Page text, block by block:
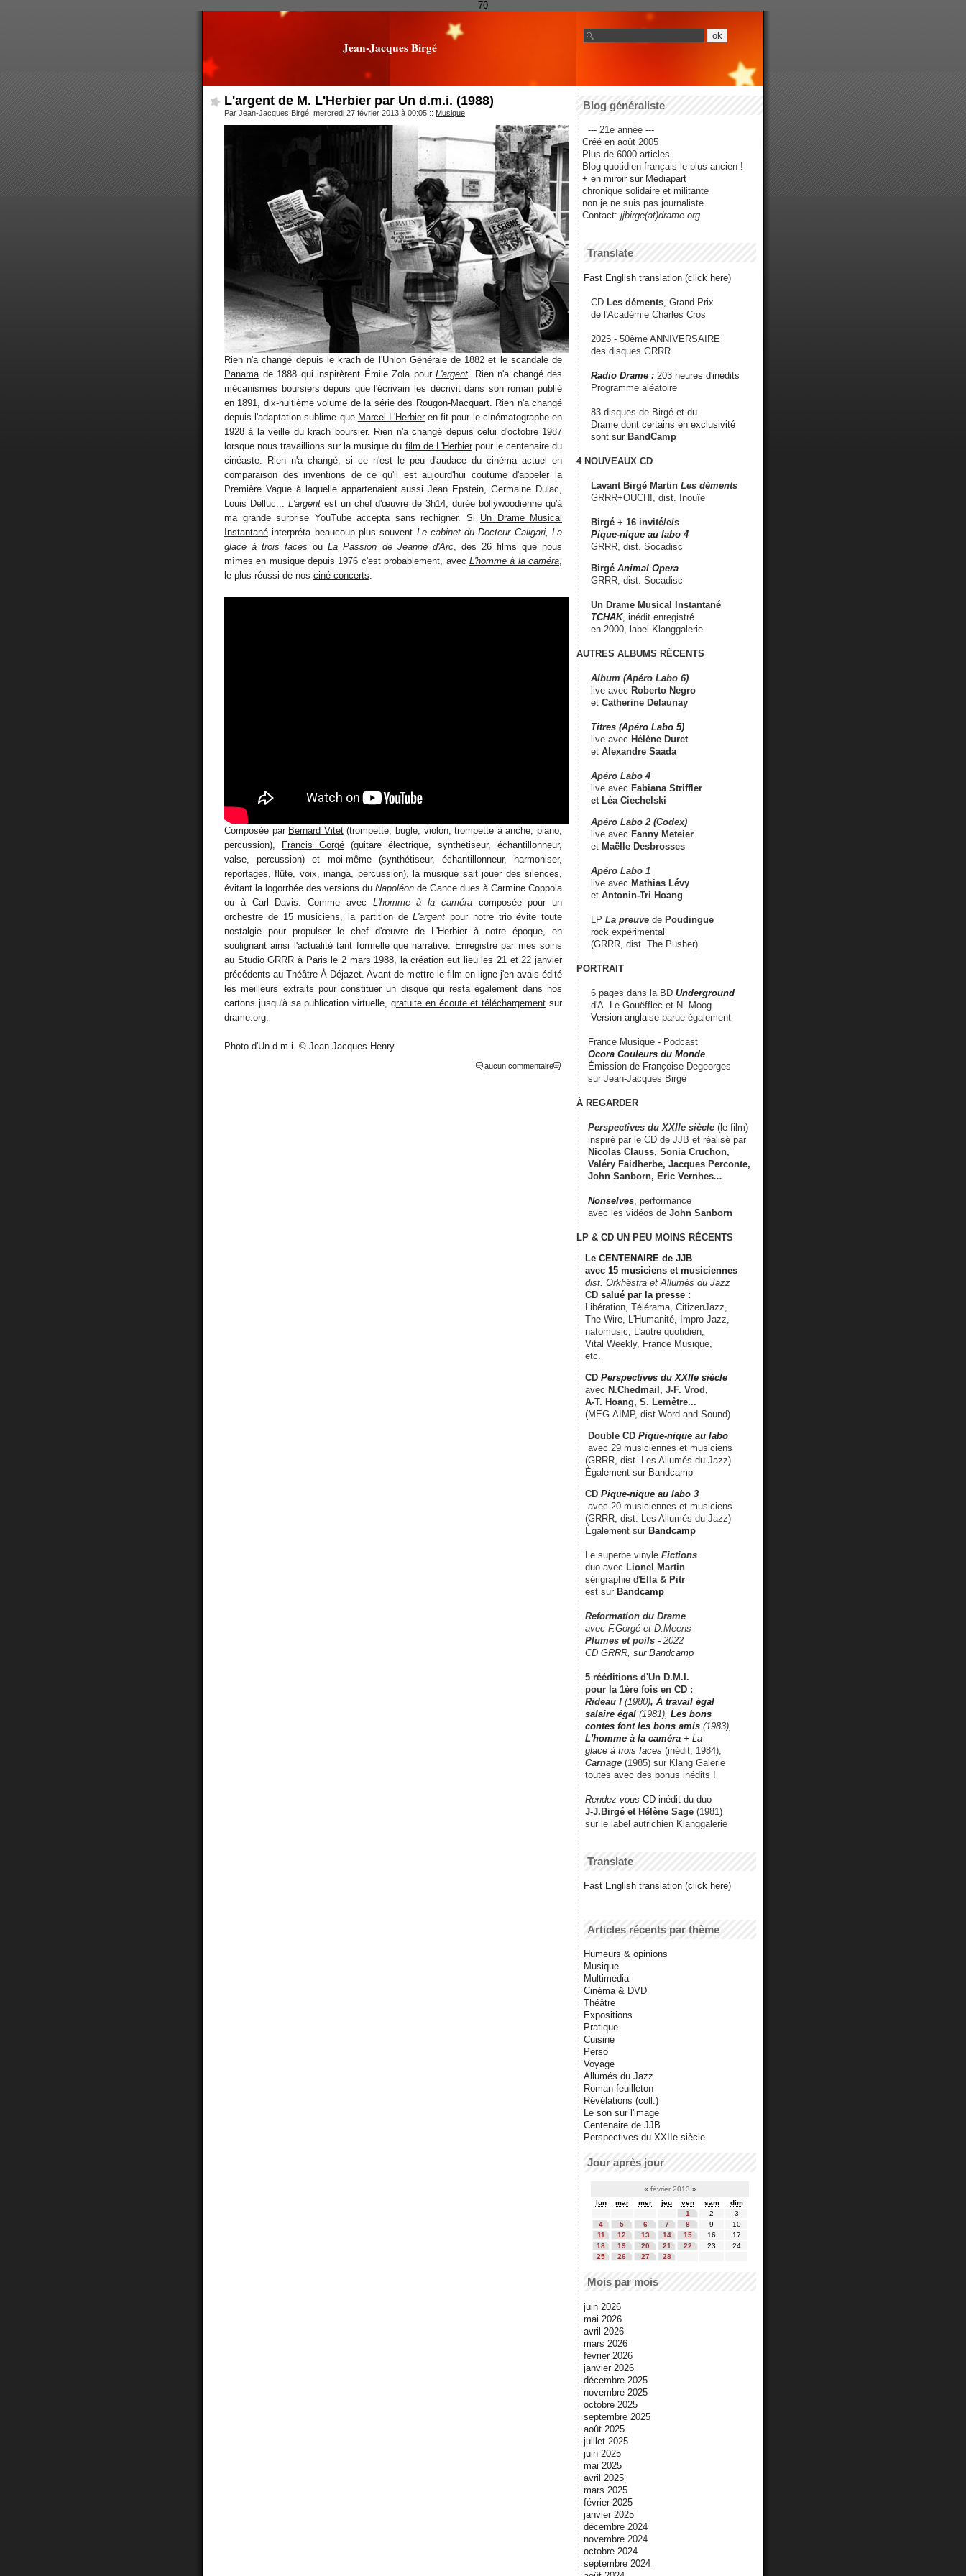
70
Jean-Jacques Birgé
L'argent de M. L'Herbier par Un d.m.i. (1988)
Par Jean-Jacques Birgé, mercredi 27 février 2013 à 00:05 :: Musique
Rien n'a changé depuis le krach de l'Union Généralede 1882 et le scandale de
Panama de 1888 qui inspirèrent Émile Zola pour L'argent . Rien n'a changé des
mécanismes boursiers depuis que l'écrivain les décrivit dans son roman publié
en 1891, dix-huitième volume de la série des Rougon-Macquart. Rien n'a changé
depuis l'adaptation sublime que Marcel L'Herbieren fit pour le cinématographe en
1928 à la veille du krach boursier. Rien n'a changé depuis celui d'octobre 1987
lorsque nous travaillions sur la musique du film de L'Herbierpour le centenaire du
cinéaste. Rien n'a changé, si ce n'est le peu d'audace du cinéma actuel en
comparaison des inventions de ce qu'il est aujourd'hui coutume d'appeler la
Première Vague à laquelle appartenaient aussi Jean Epstein, Germaine Dulac,
Louis Delluc... L'argentest un chef d'œuvre de 3h14, durée bollywoodienne qu'à
ma grande surprise YouTube accepta sans rechigner. Si Un Drame Musical
Instantané interpréta beaucoup plus souvent Le cabinet du Docteur Caligari, La
glace à trois faces ouLa Passion de Jeanne d'Arc, des 26 films que nous
mîmes en musique depuis 1976 c'est probablement, avec L'homme à la caméra
le plus réussi de nos ciné-concerts
Composée par Bernard Vitet(trompette, bugle, violon, trompette à anche, piano,
percussion),
Francis Gorgé (guitare électrique, synthétiseur, échantillonneur,
valse, percussion) et moi-même (synthétiseur, échantillonneur, harmoniser,
reportages, flûte, voix, inanga, percussion), la musique sait jouer des silences,
évitant la logorrhée des versions du Napoléon de Gance dues à Carmine Coppola
ou à Carl Davis. Comme avec L'homme à la caméracomposée pour un
orchestre de 15 musiciens, la partition deL'argent pour notre trio évite toute
nostalgie pour propulser le chef d'œuvre de L'Herbier à notre époque, en
soulignant ainsi l'actualité tant formelle que narrative. Enregistré par mes soins
au Studio GRRR à Paris le 2 mars 1988, la création eut lieu les 21 et 22 janvier
précédents au Théâtre À Déjazet. Avant de mettre le film en ligne j'en avais édité
les meilleurs extraits pour constituer un disque qui resta également dans nos
cartons jusqu'à sa publication virtuelle, gratuite en écoute et téléchargement sur
drame.org.
Photo d'Un d.m.i. © Jean-Jacques Henry
aucun commentaire
Blog généraliste
--- 21e année ---
Créé en août 2005
Plus de 6000 articles
Blog quotidien français le plus ancien !
+ en miroir sur Mediapart
chronique solidaire et militante
non je ne suis pas journaliste
Contact: jjbirge(at)drame.org
Translate
Fast English translation (click here)
CD Les déments , Grand Prix
de l'Académie Charles Cros
2025 - 50ème ANNIVERSAIRE
des disques GRRR
Radio Drame : 203 heures d'inédits
Programme aléatoire
83 disques de Birgé et du
Drame dont certains en exclusivité
sont sur BandCamp
4 NOUVEAUX CD
Lavant Birgé Martin Les déments
GRRR+OUCH!, dist. Inouïe
Birgé + 16 invité/e/s
Pique-nique au labo 4
GRRR, dist. Socadisc
Birgé Animal Opera
GRRR, dist. Socadisc
Un Drame Musical Instantané
TCHAK, inédit enregistré
en 2000, label Klanggalerie
AUTRES ALBUMS RÉCENTS
Album (Apéro Labo 6)
live avec Roberto Negro
et Catherine Delaunay
Titres (Apéro Labo 5)
live avec Hélène Duret
et Alexandre Saada
Apéro Labo 4
live avec Fabiana Striffler
et Léa Ciechelski
Apéro Labo 2 (Codex)
live avec Fanny Meteier
et Maëlle Desbrosses
Apéro Labo 1
live avec Mathias Lévy
et Antonin-Tri Hoang
LP La preuve de Poudingue
rock expérimental
(GRRR, dist. The Pusher)
PORTRAIT
6 pages dans la BD Underground
d'A. Le Gouëfflec et N. Moog
Version anglaise parue également
France Musique - Podcast
Ocora Couleurs du Monde
Émission de Françoise Degeorges
sur Jean-Jacques Birgé
À REGARDER
Perspectives du XXIIe siècle (le film)
inspiré par le CD de JJB et réalisé par
Nicolas Clauss, Sonia Cruchon,
Valéry Faidherbe, Jacques Perconte,
John Sanborn, Eric Vernhes...
Nonselves , performance
avec les vidéos de John Sanborn
LP & CD UN PEU MOINS RÉCENTS
Le CENTENAIRE de JJB
avec 15 musiciens et musiciennes
dist. Orkhêstra et Allumés du Jazz
CD salué par la presse :
Libération, Télérama, CitizenJazz,
The Wire, L'Humanité, Impro Jazz,
natomusic, L'autre quotidien,
Vital Weekly, France Musique,
etc.
CD Perspectives du XXIIe siècle
avec N.Chedmail, J-F. Vrod,
A-T. Hoang, S. Lemêtre...
(MEG-AIMP, dist.Word and Sound)
Double CD Pique-nique au labo
avec 29 musiciennes et musiciens
(GRRR, dist. Les Allumés du Jazz)
Également sur Bandcamp
CD Pique-nique au labo 3
avec 20 musiciennes et musiciens
(GRRR, dist. Les Allumés du Jazz)
Également sur Bandcamp
Le superbe vinyle Fictions
duo avec Lionel Martin
sérigraphie d'Ella & Pitr
est sur Bandcamp
Reformation du Drame
avec F.Gorgé et D.Meens
Plumes et poils - 2022
CD GRRR, sur Bandcamp
5 rééditions d'Un D.M.I.
pour la 1ère fois en CD :
Rideau ! (1980), À travail égal
salaire égal (1981), Les bons
contes font les bons amis (1983),
L'homme à la caméra + La
glace à trois faces (inédit, 1984),
Carnage (1985) sur Klang Galerie
toutes avec des bonus inédits !
Rendez-vous CD inédit du duo
J-J.Birgé et Hélène Sage (1981)
sur le label autrichien Klanggalerie
Translate
Fast English translation (click here)
Articles récents par thème
Humeurs & opinions
Musique
Multimedia
Cinéma & DVD
Théâtre
Expositions
Pratique
Cuisine
Perso
Voyage
Allumés du Jazz
Roman-feuilleton
Révélations (coll.)
Le son sur l'image
Centenaire de JJB
Perspectives du XXIIe siècle
Jour après jour
« février 2013 »
lun
mar mer jeu ven sam
dim
1
2
3
4
5 6 7 8 9
10
11
12 13 14 15 16
17
18
19 20 21 22 23
24
25
26 27 28
Mois par mois
juin 2026
mai 2026
avril 2026
mars 2026
février 2026
janvier 2026
décembre 2025
novembre 2025
octobre 2025
septembre 2025
août 2025
juillet 2025
juin 2025
mai 2025
avril 2025
mars 2025
février 2025
janvier 2025
décembre 2024
novembre 2024
octobre 2024
septembre 2024